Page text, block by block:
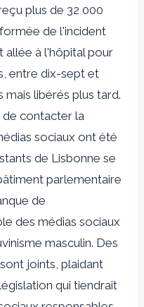
plus de 32 000
de l'incident
allée à l'hôpital pour
entre dix-sept et
libérés plus tard.
de contacter la
sociaux ont été
de Lisbonne se
parlementaire
de
des médias sociaux
masculin. Des
joints, plaidant
qui tiendrait